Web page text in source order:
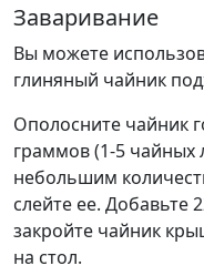
Заваривание
Вы можете
глиняный чайник
Ополосните чайник
граммов (1-5 чайных
небольшим
слейте ее. Добавьте
закройте чайник
на стол.